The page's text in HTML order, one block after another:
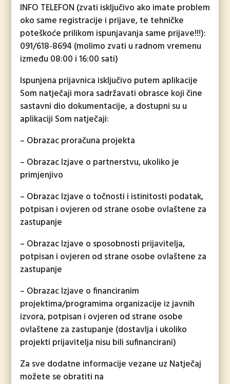
INFO TELEFON (zvati isključivo ako imate problem
oko same registracije i prijave, te tehničke
poteškoće prilikom ispunjavanja same prijave!!!):
091/618-8694 (molimo zvati u radnom vremenu
između 08:00 i 16:00 sati)
Ispunjena prijavnica isključivo putem aplikacije
Som natječaji mora sadržavati obrasce koji čine
sastavni dio dokumentacije, a dostupni su u
aplikaciji Som natječaji:
– Obrazac proračuna projekta
– Obrazac Izjave o partnerstvu, ukoliko je
primjenjivo
– Obrazac Izjave o točnosti i istinitosti podatak,
potpisan i ovjeren od strane osobe ovlaštene za
zastupanje
– Obrazac Izjave o sposobnosti prijavitelja,
potpisan i ovjeren od strane osobe ovlaštene za
zastupanje
– Obrazac Izjave o financiranim
projektima/programima organizacije iz javnih
izvora, potpisan i ovjeren od strane osobe
ovlaštene za zastupanje (dostavlja i ukoliko
projekti prijavitelja nisu bili sufinancirani)
Za sve dodatne informacije vezane uz Natječaj
možete se obratiti na